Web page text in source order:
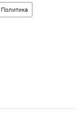
Политика